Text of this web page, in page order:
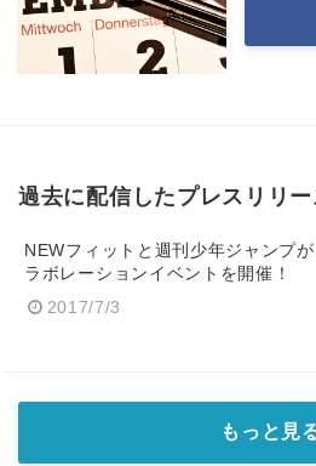
過去に配信したプレスリリー
NEWフィットと週刊少年ジャンプが
ラボレーションイベントを開催！
2017/7/3
もっと見